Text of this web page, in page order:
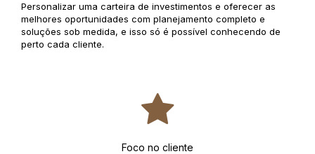
Personalizar uma carteira de investimentos e oferecer as
melhores oportunidades com planejamento completo e
soluções sob medida, e isso só é possível conhecendo de
perto cada cliente.
Foco no cliente